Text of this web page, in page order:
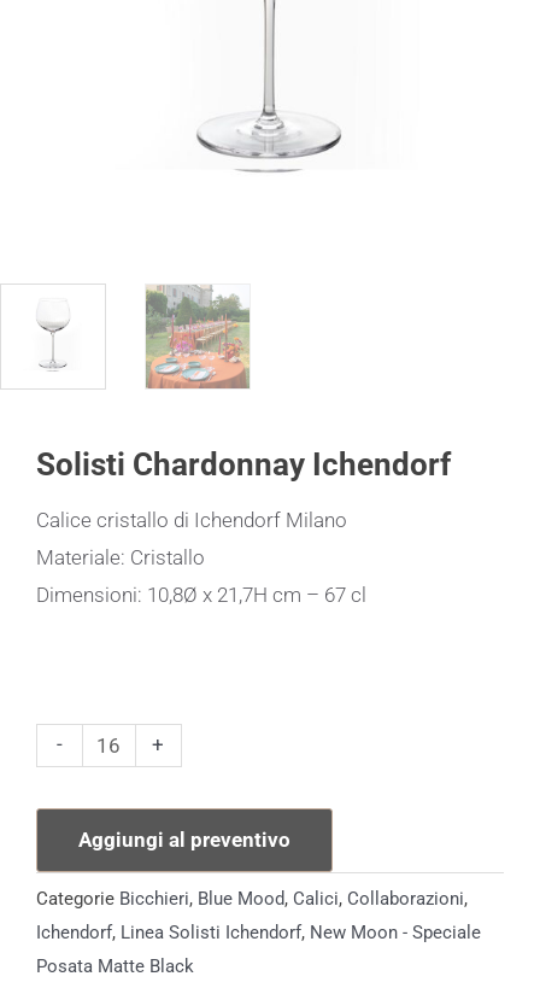
Solisti Chardonnay Ichendorf
Calice cristallo di Ichendorf Milano
Materiale: Cristallo
Dimensioni: 10,8Ø x 21,7H cm – 67 cl
-
Solisti
Ichendorf
quantità
+
Aggiungi al preventivo
Categorie Bicchieri, Blue Mood, Calici, Collaborazioni,
Ichendorf, Linea Solisti Ichendorf, New Moon - Speciale
Posata Matte Black